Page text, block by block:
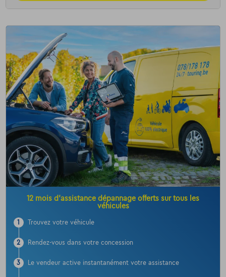
12 mois d’assistance dépannage offerts sur tous les
véhicules
1 Trouvez votre véhicule
2 Rendez-vous dans votre concession
3 Le vendeur active instantanément votre assistance